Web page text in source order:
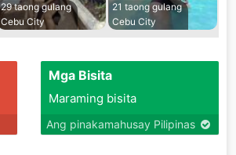
29 taong gulang
Cebu City
21 taong gulang
Cebu City
Mga Bisita
Maraming bisita
Ang pinakamahusay Pilipinas